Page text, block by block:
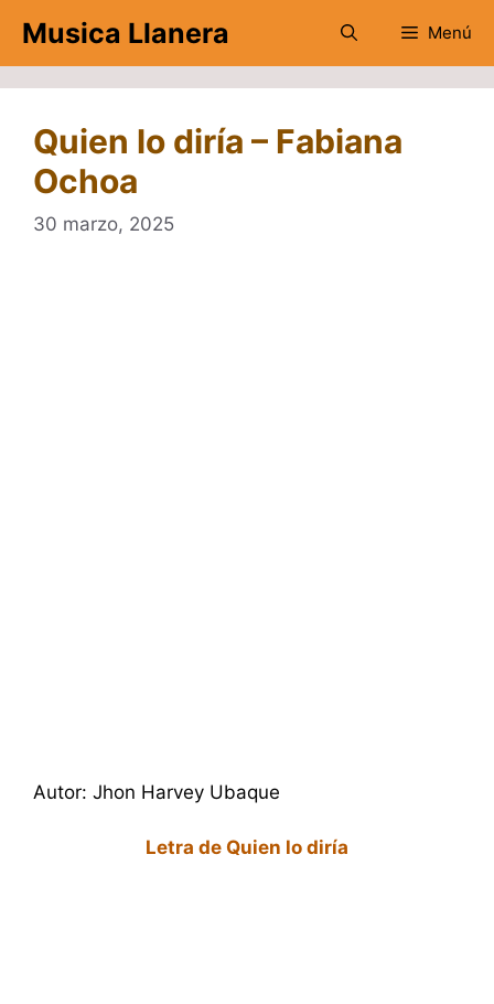
contenido
Musica Llanera Menú
Quien lo diría – ‪Fabiana
Ochoa
30 marzo, 2025
Autor: Jhon Harvey Ubaque
Letra de Quien lo diría